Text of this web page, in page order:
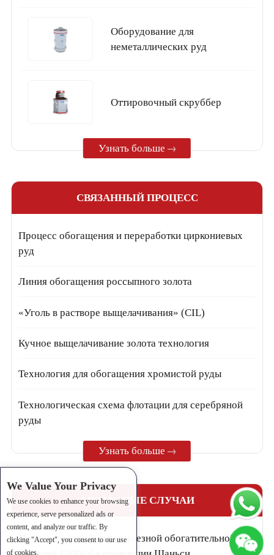
Оборудование для
неметаллических руд
Oттировочный скруббер
Узнать больше
СВЯЗАННЫЙ ПРОЦЕСС
Процесс обогащения и переработки циркониевых
руд
Линия обогащения россыпного золота
«Уголь в растворе выщелачивания» (CIL)
Кучное выщелачивание золота технология
Технология для обогащения хромистой руды
Технологическая схема флотации для серебряной
руды
Узнать больше
СВЯЗАННЫЕ СЛУЧАИ
Проект строительства железной обогатительной
We Value Your Privacy
We use cookies to enhance your browsing
experience, serve personalized ads or
content, and analyze our traffic. By
clicking "Accept", you consent to our use
of cookies.